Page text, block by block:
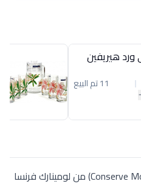
11 تم البيع
طقم أكواب "كونسيرف موا" (Conserve Moi) من لومينارك فرنسا